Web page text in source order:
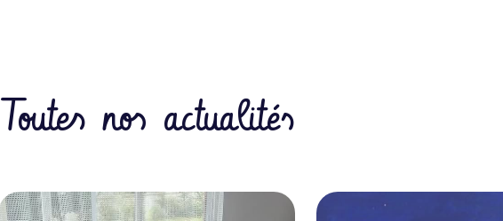
Toutes nos actualités